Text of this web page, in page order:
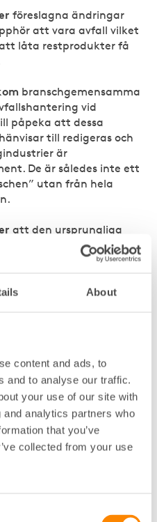
About
content and ads, to
and to analyse our traffic.
your use of our site with
analytics partners who
that you’ve
collected from your use
föreslagna ändringar
att vara avfall vilket
låta restprodukter få
branschgemensamma
vid
påpeka att dessa
till redigeras och
är
De är således inte ett
utan från hela
att den ursprungliga
ansvar för att hantera det
att den som är ansvarig
att uttrycket
hushållsavfall och
sätt som i
har kvar